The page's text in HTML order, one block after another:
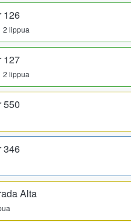
126
2 lippua
127
2 lippua
550
346
Alta